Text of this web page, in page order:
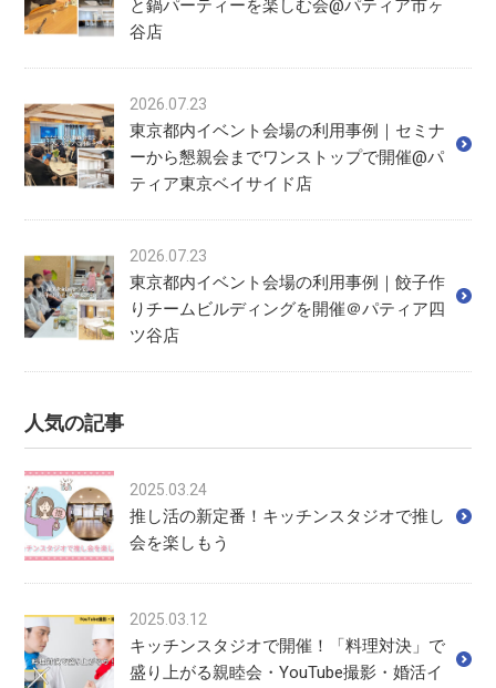
と鍋パーティーを楽しむ会@パティア市ヶ
谷店
2026.07.23
東京都内イベント会場の利用事例｜セミナ
ーから懇親会までワンストップで開催@パ
ティア東京ベイサイド店
2026.07.23
東京都内イベント会場の利用事例｜餃子作
りチームビルディングを開催＠パティア四
ツ谷店
人気の記事
2025.03.24
推し活の新定番！キッチンスタジオで推し
会を楽しもう
2025.03.12
キッチンスタジオで開催！「料理対決」で
盛り上がる親睦会・YouTube撮影・婚活イ